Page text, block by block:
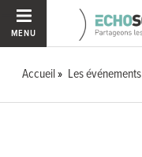
MENU
Accueil Les événements